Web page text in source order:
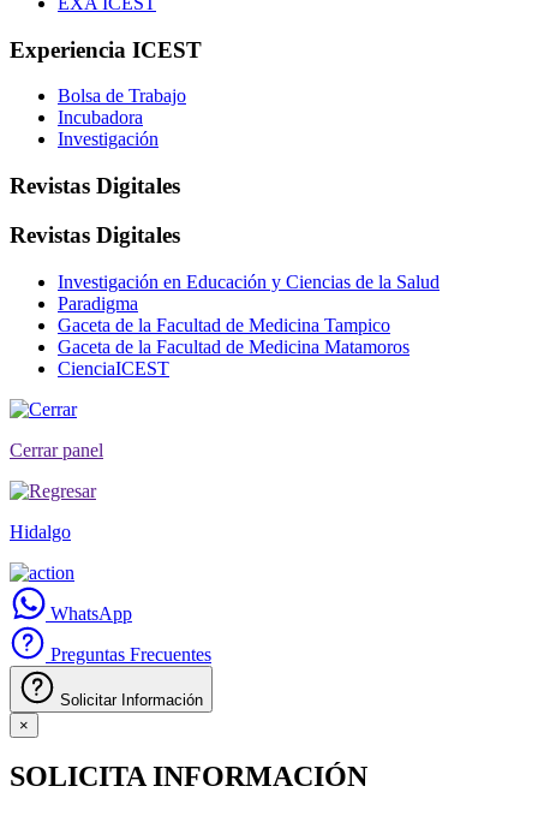
Experiencia ICEST
Bolsa de Trabajo
Incubadora
Investigación
Revistas Digitales
Revistas Digitales
Investigación en Educación y Ciencias de la Salud
Paradigma
Gaceta de la Facultad de Medicina Tampico
Gaceta de la Facultad de Medicina Matamoros
CienciaICEST
Cerrar panel
Hidalgo
WhatsApp
Preguntas Frecuentes
Solicitar Información
×
SOLICITA INFORMACIÓN